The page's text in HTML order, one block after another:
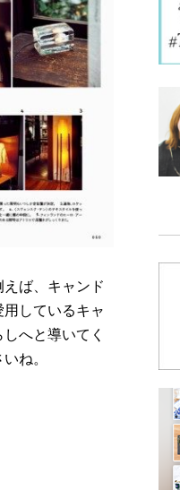
ば、キャンド
しているキャ
へと導いてく
ね。